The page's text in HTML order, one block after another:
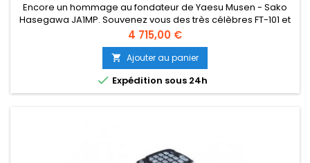
Encore un hommage au fondateur de Yaesu Musen - Sako
Hasegawa JA1MP. Souvenez vous des très célèbres FT-101 et
FT1000 Aujourd'hui le FTDX101MB intègre: - La technologie SDR,
puissance 200 watts. - Un moniteur de bande actif - Une
préselection VC à Q élevé - Un accord automatique - Une
connectivité USB - La couverture de fréquence RX : 30 kHz à
56 MHz -...
Prix
4 715,00 €
 Ajouter au panier
 Expédition sous 24h